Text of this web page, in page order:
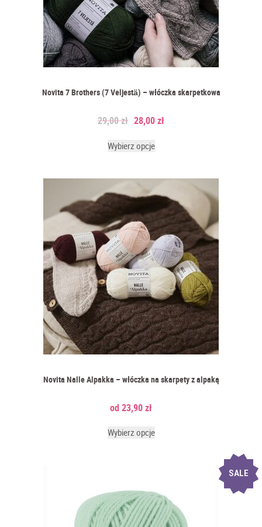
Ekologiczne opcje – przędze z recyklingu, organiczna bawełna,
naturalne włókna
Kolory i tekstury dopasowane do trendów: ziemiste brązy,
beże, zielenie, szarości + akcenty boucle
Planujesz wielki koc na kanapę? Poduszkę statement? Dziergany
wszystko, co potrzebne do stworzenia przytulnego, autorskiego
Do Europy: wyłącznie jako listy polecone.
Nie wiesz, jaka włóczka będzie najlepsza na duży pled czy makramę?
Pisz śmiało – pomożemy dobrać grubość, kolor i ilość! Twórzmy
razem ciepłe domy
Novita 7 Brothers (7 Veljestä) – włóczka skarpetkowa
29,00zł 28,00zł
Wybierz opcje
Novita Nalle Alpakka – włóczka na skarpety z alpaką
23,90zł
Wybierz opcje
SALE